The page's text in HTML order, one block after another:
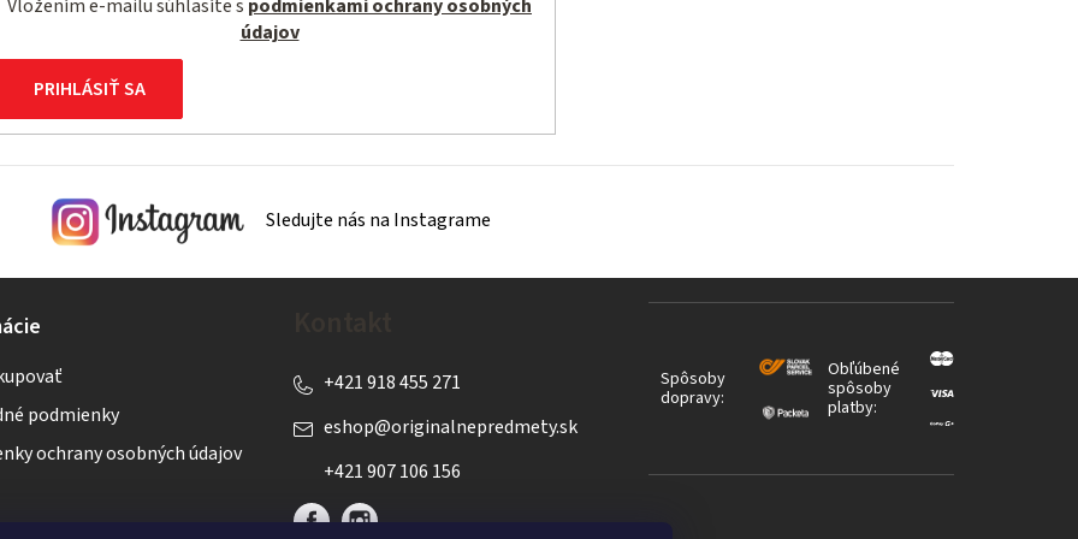
Vložením e-mailu súhlasíte s podmienkami ochrany osobných
údajov
PRIHLÁSIŤ SA
Sledujte nás na Instagrame
podmienky
ochrany osobných údajov
eshop@originalnepredmety.sk
+421 918 455 271
+421 907 106 156
Spôsoby
dopravy:
Obľúbené
spôsoby
platby: